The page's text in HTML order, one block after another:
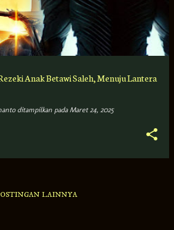
Anak Betawi Saleh, Menuju Lantera
ditampilkan padaMaret 24, 2025
LAINNYA